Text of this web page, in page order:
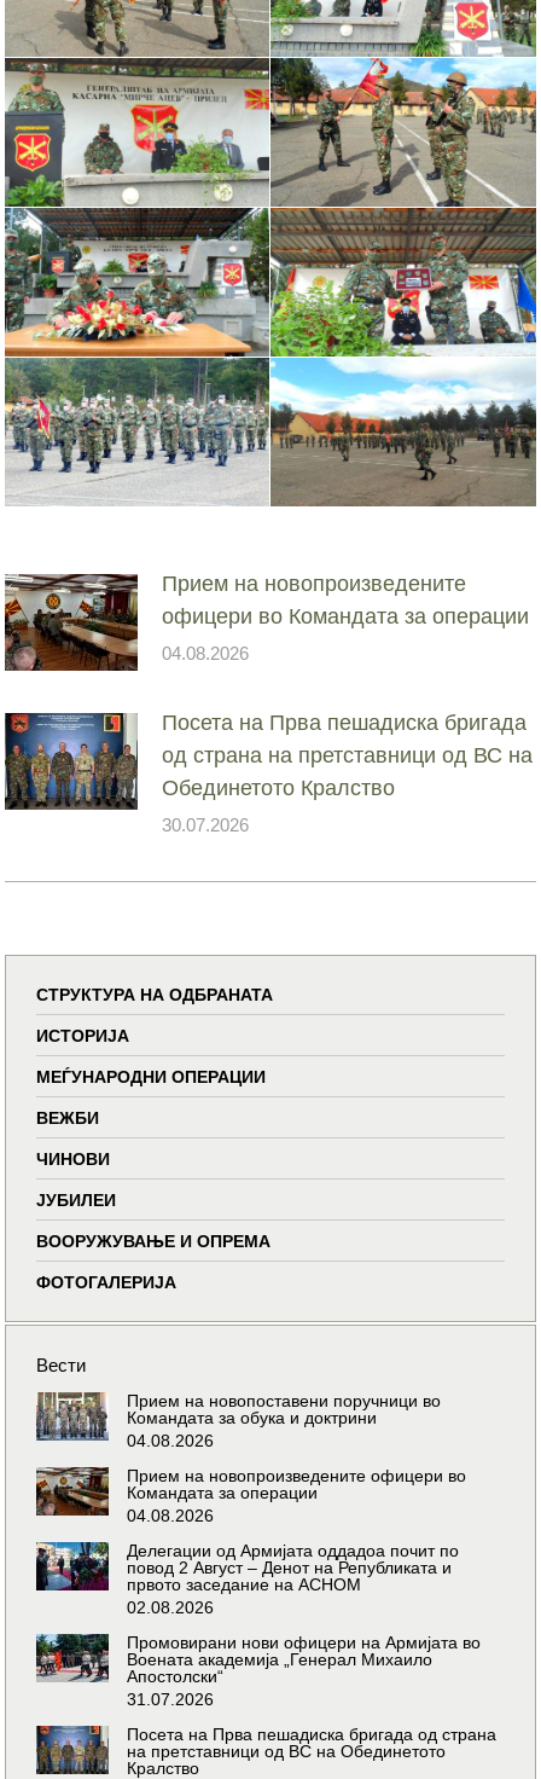
Прием на новопроизведените
офицери во Командата за операции
04.08.2026
Посета на Прва пешадиска бригада
од страна на претставници од ВС на
Обединетото Кралство
30.07.2026
СТРУКТУРА НА ОДБРАНАТА
ИСТОРИЈА
МЕЃУНАРОДНИ ОПЕРАЦИИ
ВЕЖБИ
ЧИНОВИ
ЈУБИЛЕИ
ВООРУЖУВАЊЕ И ОПРЕМА
ФОТОГАЛЕРИЈА
Вести
Прием на новопоставени поручници во
Командата за обука и доктрини
04.08.2026
Прием на новопроизведените офицери во
Командата за операции
04.08.2026
Делегации од Армијата оддадоа почит по
повод 2 Август – Денот на Републиката и
првото заседание на АСНОМ
02.08.2026
Промовирани нови офицери на Армијата во
Воената академија „Генерал Михаило
Апостолски“
31.07.2026
Посета на Прва пешадиска бригада од страна
на претставници од ВС на Обединетото
Кралство